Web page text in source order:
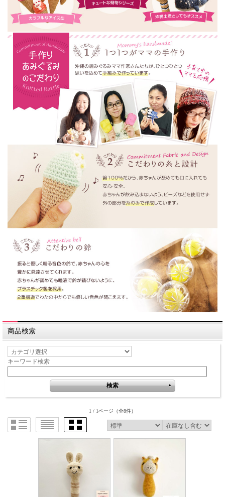
商品検索
キーワード検索
1 / 1ページ （全8件）